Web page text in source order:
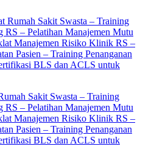
Sakit Swasta – Training
RS – Pelatihan Manajemen Mutu
Manajemen Risiko Klinik RS –
Pasien – Training Penanganan
BLS dan ACLS untuk